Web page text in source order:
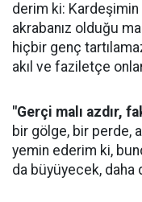
derim ki:
akrabanız olduğu
hiçbir genç
akıl ve faziletçe
"Gerçi malı azdır,
bir gölge, bir perde,
yemin ederim ki,
da büyüyecek, daha